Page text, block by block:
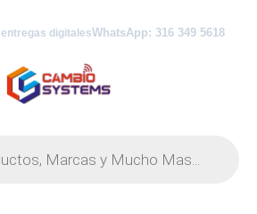
digitalesWhatsApp: 316 349 5618